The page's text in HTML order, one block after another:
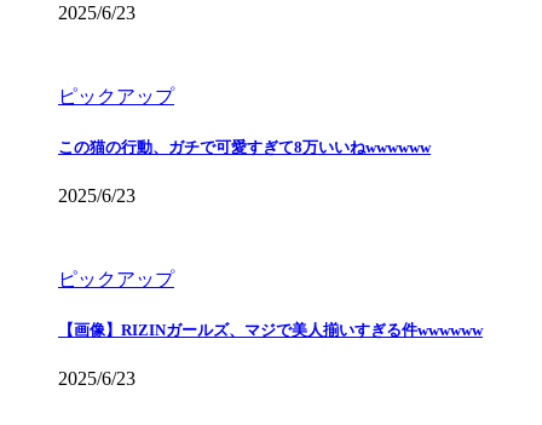
2025/6/23
ピックアップ
この猫の行動、ガチで可愛すぎて8万いいねwwwwww
2025/6/23
ピックアップ
【画像】RIZINガールズ、マジで美人揃いすぎる件wwwwww
2025/6/23